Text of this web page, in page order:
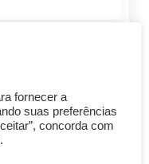
fornecer a
suas preferências
concorda com